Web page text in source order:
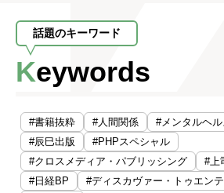
話題のキーワード
Keywords
#書籍抜粋 #人間関係
#メンタルヘル
#辰巳出版
#PHPスペシャル
#クロスメディア・パブリッシング
#上
#日経BP
#ディスカヴァー・トゥエン